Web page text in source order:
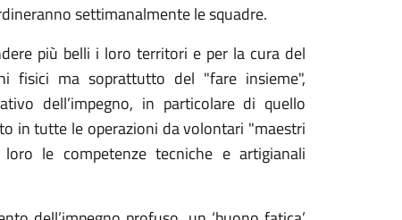
settimanalmente le squadre.
più belli i loro territori e per la cura del
fisici ma soprattutto del "fare insieme",
dell’impegno, in particolare di quello
in tutte le operazioni da volontari "maestri
le competenze tecniche e artigianali